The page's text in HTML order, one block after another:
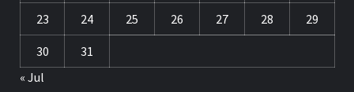
23 24 25 26 27 28 29
30
31
« Jul